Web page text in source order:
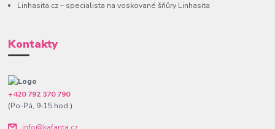
Linhasita.cz – specialista na voskované šňůry Linhasita
Kontakty
+420 792 370 790
(Po-Pá, 9-15 hod.)